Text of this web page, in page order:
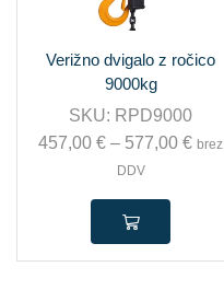
Verižno dvigalo z ročico
9000kg
SKU: RPD9000
457,00€ – 577,00€ brez
DDV